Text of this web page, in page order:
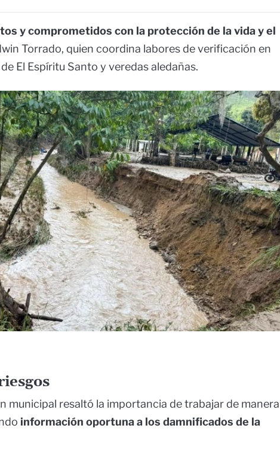
y comprometidos con la protección de la vida y el
Torrado, quien coordina labores de verificación en
El Espíritu Santo y veredas aledañas.
municipal resaltó la importancia de trabajar de manera
información oportuna a los damnificados de la